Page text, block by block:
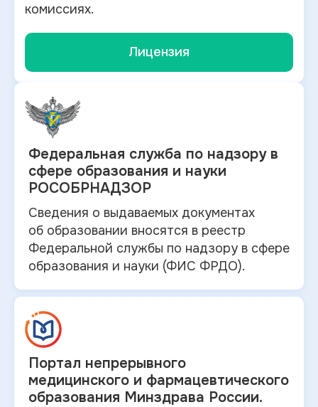
комиссиях.
Лицензия
Федеральная служба по надзору в
сфере образования и науки
РОСОБРНАДЗОР
Сведения о выдаваемых документах
об образовании вносятся в реестр
Федеральной службы по надзору в сфере
образования и науки (ФИС ФРДО).
Портал непрерывного
медицинского и фармацевтического
образования Минздрава России.